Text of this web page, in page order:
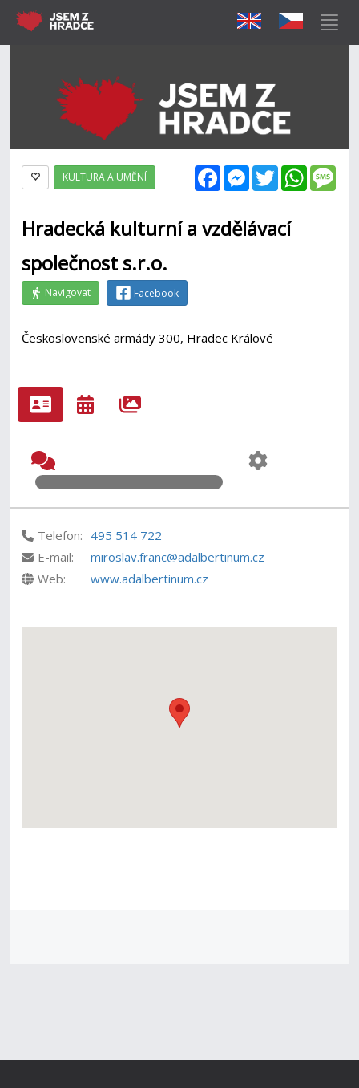
FacebookMessenger
Twitter
KULTURA A UMĚNÍ
Hradecká kulturní a vzdělávací
společnost s.r.o.
Navigovat Facebook
Československé armády 300, Hradec Králové
Telefon: 495 514 722
E-mail:
miroslav.franc@adalbertinum.cz
Web:
www.adalbertinum.cz